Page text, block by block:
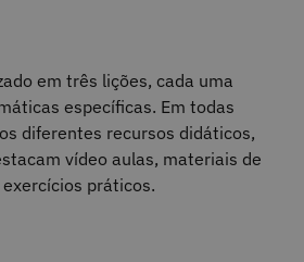
em três lições, cada uma
específicas. Em todas
diferentes recursos didáticos,
vídeo aulas, materiais de
práticos.